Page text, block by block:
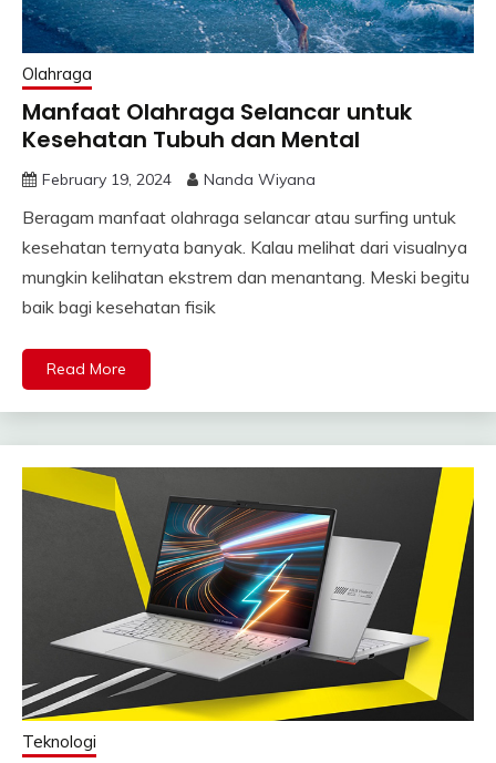
Olahraga
Manfaat Olahraga Selancar untuk
Kesehatan Tubuh dan Mental
February 19, 2024 Nanda Wiyana
Beragam manfaat olahraga selancar atau surfing untuk
kesehatan ternyata banyak. Kalau melihat dari visualnya
mungkin kelihatan ekstrem dan menantang. Meski begitu
baik bagi kesehatan fisik
Read More
Teknologi